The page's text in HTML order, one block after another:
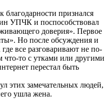
благодарности признался
УПЧК и поспособствовал
доверия». Первое
Но после обсуждения и
все разговаривают не по-
то с утками или другими
перестал быть
этих замечательных людей,
ушла жена.